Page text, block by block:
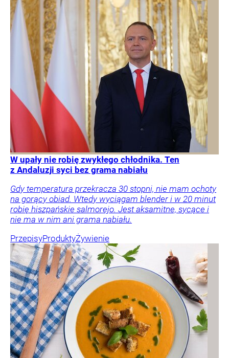
W upały nie robię zwykłego chłodnika. Ten
z Andaluzji syci bez grama nabiału
Gdy temperatura przekracza 30 stopni, nie mam ochoty
na gorący obiad. Wtedy wyciągam blender i w 20 minut
robię hiszpańskie salmorejo. Jest aksamitne, sycące i
nie ma w nim ani grama nabiału.
PrzepisyProduktyŻywienie